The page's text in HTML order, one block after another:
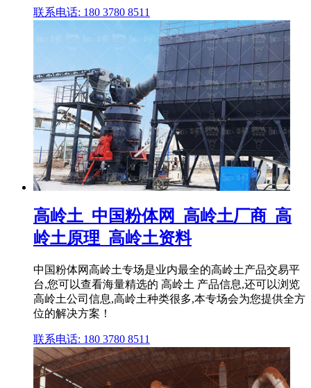
联系电话: 180 3780 8511
高岭土_中国粉体网_高岭土厂商_高
岭土原理_高岭土资料
中国粉体网高岭土专场是业内最全的高岭土产品交易平
台,您可以查看海量精选的 高岭土 产品信息,还可以浏览
高岭土公司信息,高岭土种类很多,本专场会为您提供全方
位的解决方案！
联系电话: 180 3780 8511